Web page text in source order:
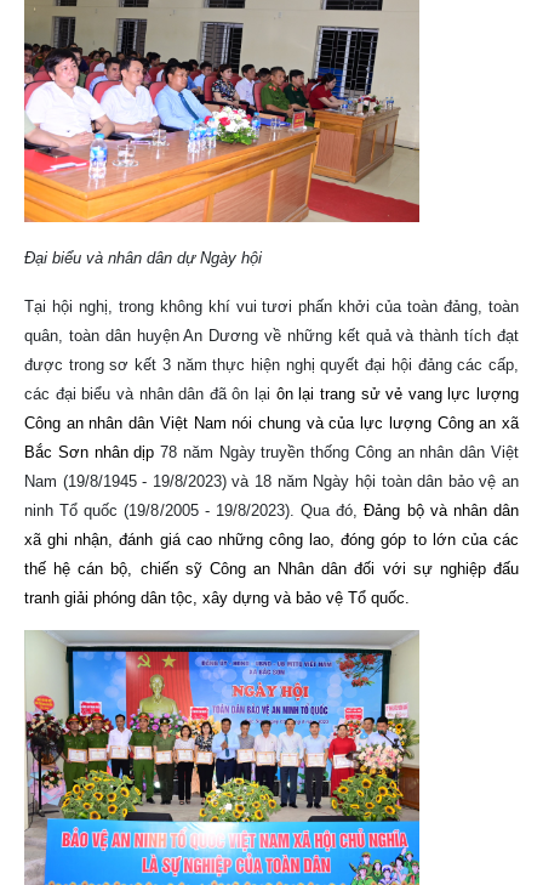
Đại biểu và nhân dân dự Ngày hội
Tại hội nghị, trong không khí vui tươi phấn khởi của toàn đảng, toàn
quân, toàn dân huyện An Dương về những kết quả và thành tích đạt
được trong sơ kết 3 năm thực hiện nghị quyết đại hội đảng các cấp,
các đại biểu và nhân dân đã ôn lại ôn lại trang sử vẻ vang lực lượng
Công an nhân dân Việt Nam nói chung và của lực lượng Công an xã
Bắc Sơn nhân dịp 78 năm Ngày truyền thống Công an nhân dân Việt
Nam (19/8/1945 - 19/8/2023) và 18 năm Ngày hội toàn dân bảo vệ an
ninh Tổ quốc (19/8/2005 - 19/8/2023). Qua đó,Đảng bộ và nhân dân
xã ghi nhận, đánh giá cao những công lao, đóng góp to lớn của các
thế hệ cán bộ, chiến sỹ Công an Nhân dân đối với sự nghiệp đấu
tranh giải phóng dân tộc, xây dựng và bảo vệ Tổ quốc.